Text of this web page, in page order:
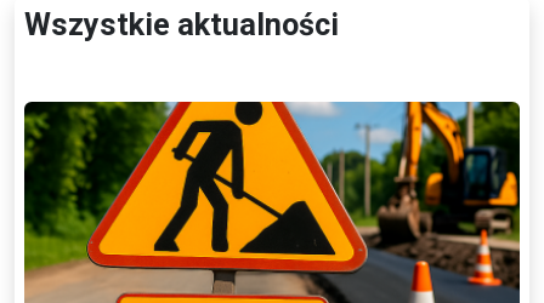
Wszystkie aktualności